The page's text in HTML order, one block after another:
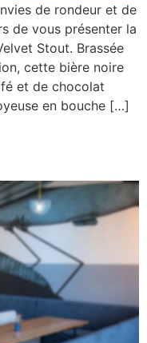
de rondeur et de
de vous présenter la
Stout. Brassée
cette bière noire
et de chocolat
en bouche […]